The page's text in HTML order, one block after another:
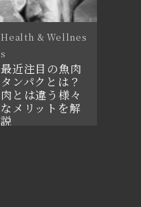
Health & Wellnes
s
最近注目の魚肉
タンパクとは？
肉とは違う様々
なメリットを解
説